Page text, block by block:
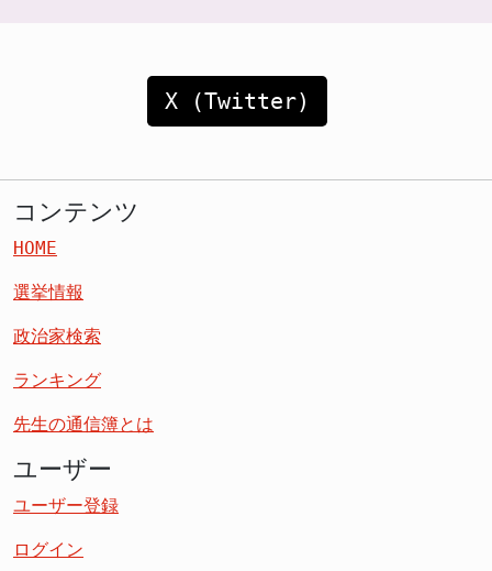
X (Twitter)
コンテンツ
HOME
選挙情報
政治家検索
ランキング
先生の通信簿とは
ユーザー
ユーザー登録
ログイン